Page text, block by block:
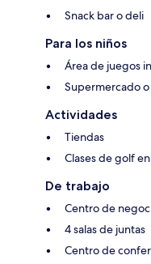
Snack bar o deli
Para los niños
Área de juegos
Supermercado
Actividades
Tiendas
Clases de golf
De trabajo
Centro de
4 salas de juntas
Centro de